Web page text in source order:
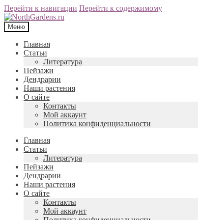
Перейти к навигации Перейти к содержимому
Меню
Главная
Статьи
Литература
Пейзажи
Дендрарии
Наши растения
О сайте
Контакты
Мой аккаунт
Политика конфиденциальности
Главная
Статьи
Литература
Пейзажи
Дендрарии
Наши растения
О сайте
Контакты
Мой аккаунт